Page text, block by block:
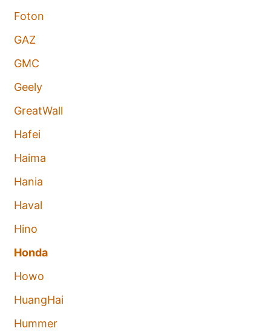
Foton
GAZ
GMC
Geely
GreatWall
Hafei
Haima
Hania
Haval
Hino
Honda
Howo
HuangHai
Hummer